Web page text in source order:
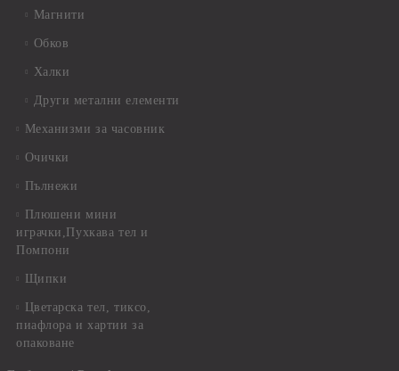
Магнити
Обков
Халки
Други метални елементи
Механизми за часовник
Очички
Пълнежи
Плюшени мини
играчки,Пухкава тел и
Помпони
Щипки
Цветарска тел, тиксо,
пиафлора и хартии за
опаковане